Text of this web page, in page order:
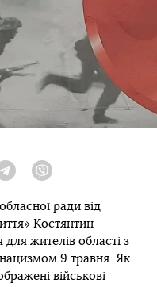
TelegramViber
ради від
Костянтин
для жителів області з
9 травня. Як
військові